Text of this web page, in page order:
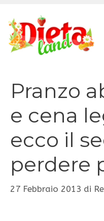
contenuto
Pranzo
e cena
ecco il
perdere
27 Febbraio 2013 di